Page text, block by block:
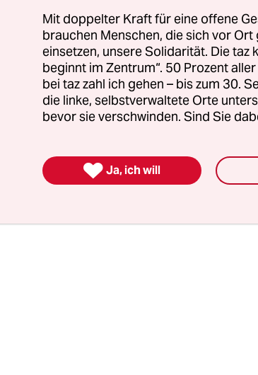
vergangenen Monaten längst nicht
in Wiesbaden wurde
um Meuthen erwartet. In seiner
er sich die Entscheidung nicht leicht
intensiven Gesprächen“, auch mit
Gründe führt er laut mehreren
Mit doppelter Kraft für eine offene
brauchen Menschen, die sich vor
einsetzen, unsere Solidarität. Die taz
beginnt im Zentrum“. 50 Prozent
bei taz zahl ich gehen – bis zum 30.
die linke, selbstverwaltete Orte
bevor sie verschwinden. Sind Sie
 Ja, ich will